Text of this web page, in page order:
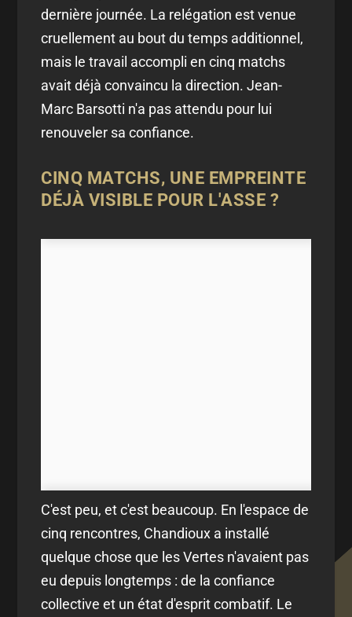
dernière journée. La relégation est venue
cruellement au bout du temps additionnel,
mais le travail accompli en cinq matchs
avait déjà convaincu la direction. Jean-
Marc Barsotti n'a pas attendu pour lui
renouveler sa confiance.
CINQ MATCHS, UNE EMPREINTE
DÉJÀ VISIBLE POUR L'ASSE ?
C'est peu, et c'est beaucoup. En l'espace de
cinq rencontres, Chandioux a installé
quelque chose que les Vertes n'avaient pas
eu depuis longtemps : de la confiance
collective et un état d'esprit combatif. Le